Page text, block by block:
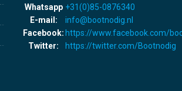
Whatsapp +31(0)85-0876340
E-mail:
info@bootnodig.nl
Facebook: https://www.facebook.com/
Twitter:
https://twitter.com/Bootnodig